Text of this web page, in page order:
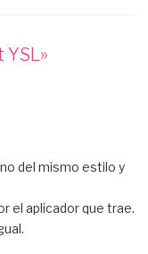
YSL»
del mismo estilo y
el aplicador que trae.